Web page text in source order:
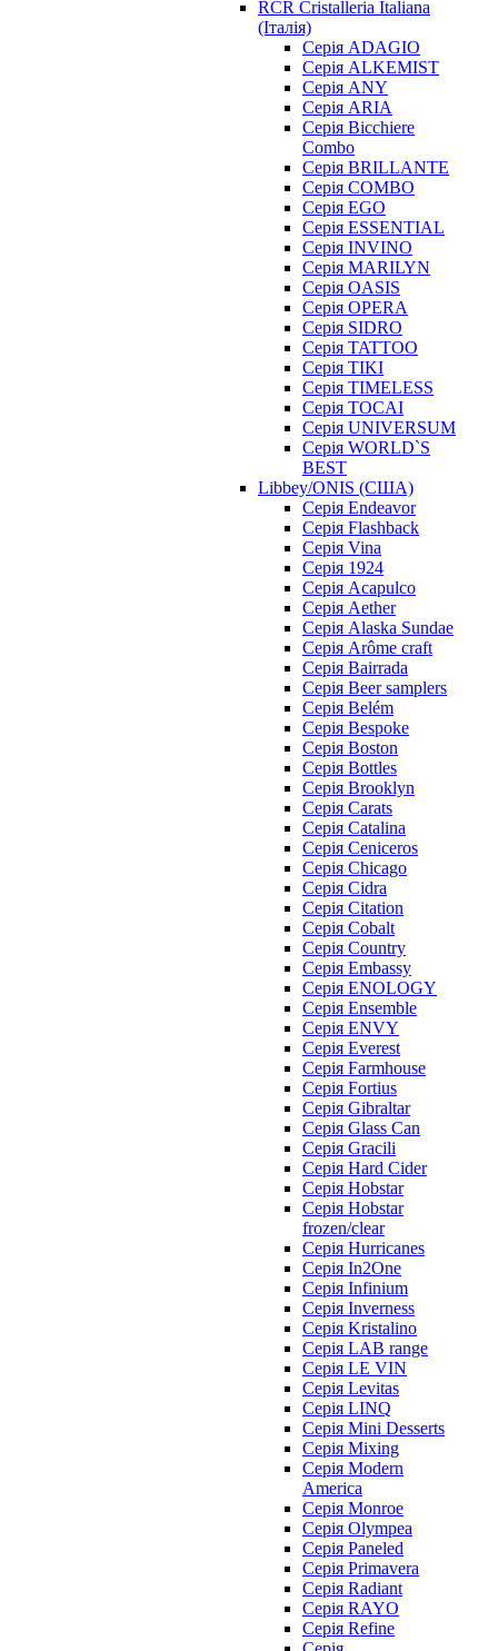
RCR Cristalleria Italiana
(Італія)
Серія ADAGIO
Серія ALKEMIST
Серія ANY
Серія ARIA
Серія Bicchiere
Combo
Серія BRILLANTE
Серія COMBO
Серія EGO
Серія ESSENTIAL
Серія INVINO
Серія MARILYN
Серія OASIS
Серія OPERA
Серія SIDRO
Серія TATTOO
Серія TIKI
Серія TIMELESS
Серія TOCAI
Серія UNIVERSUM
Серія WORLD`S
BEST
Libbey/ONIS (США)
Cерія Endeavor
Cерія Flashback
Cерія Vina
Серія 1924
Серія Acapulco
Серія Aether
Серія Alaska Sundae
Серія Arôme craft
Серія Bairrada
Серія Beer samplers
Серія Belém
Серія Bespoke
Серія Boston
Серія Bottles
Серія Brooklyn
Серія Carats
Серія Catalina
Серія Ceniceros
Серія Chicago
Серія Cidra
Серія Citation
Серія Cobalt
Серія Country
Серія Embassy
Серія ENOLOGY
Серія Ensemble
Серія ENVY
Серія Everest
Серія Farmhouse
Серія Fortius
Серія Gibraltar
Серія Glass Can
Серія Gracili
Серія Hard Cider
Серія Hobstar
Серія Hobstar
frozen/clear
Серія Hurricanes
Серія In2One
Серія Infinium
Серія Inverness
Серія Kristalino
Серія LAB range
Серія LE VIN
Серія Levitas
Серія LINQ
Серія Mini Desserts
Серія Mixing
Серія Modern
America
Серія Monroe
Серія Olympea
Серія Paneled
Серія Primavera
Серія Radiant
Серія RAYO
Серія Refine